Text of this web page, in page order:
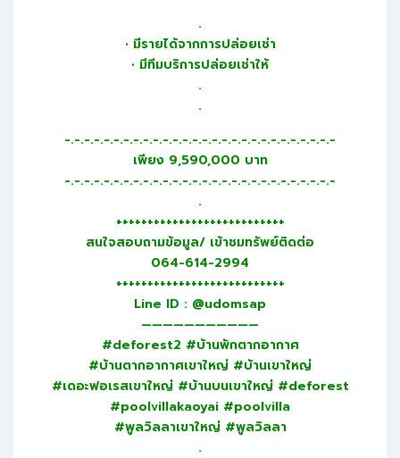
.
• มีรายได้จากการปล่อยเช่า
• มีทีมบริการปล่อยเช่าให้
.
.
-.-.-.-.-.-.-.-.-.-.-.-.-.-.-.-.-.-.-.-.-.-.-.-.-.-.-.-
เพียง 9,590,000 บาท
-.-.-.-.-.-.-.-.-.-.-.-.-.-.-.-.-.-.-.-.-.-.-.-.-.-.-.-
.
+++++++++++++++++++++++++++
สนใจสอบถามข้อมูล/ เข้าชมทรัพย์ติดต่อ
064-614-2994
+++++++++++++++++++++++++++
Line ID : @udomsap
———————————
#deforest2 #บ้านพักตากอากาศ
#บ้านตากอากาศเขาใหญ่ #บ้านเขาใหญ่
#เดอะฟอเรสเขาใหญ่ #บ้านบนเขาใหญ่ #deforest
#poolvillakaoyai #poolvilla
#พูลวิลลาเขาใหญ่ #พูลวิลลา
.